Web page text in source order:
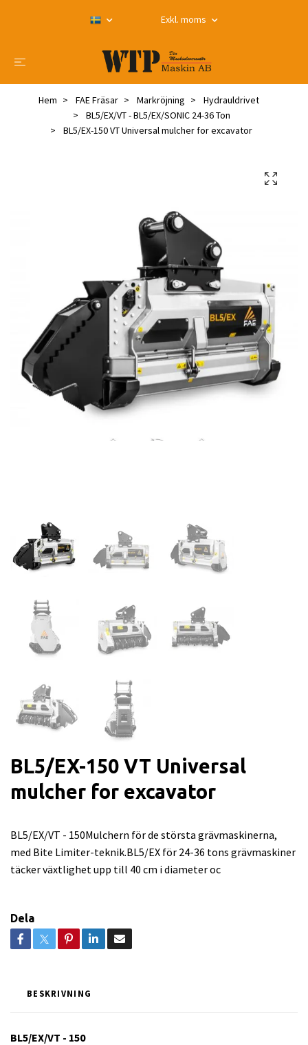
Exkl. moms
Hem FAE Fräsar Markröjning
Hydrauldrivet
BL5/EX/VT - BL5/EX/SONIC 24-36 Ton
BL5/EX-150 VT Universal mulcher for excavator
BL5/EX-150 VT Universal
mulcher for excavator
BL5/EX/VT - 150Mulchern för de största grävmaskinerna,
med Bite Limiter-teknik.BL5/EX för 24-36 tons grävmaskiner
täcker växtlighet upp till 40 cm i diameter oc
Dela
BESKRIVNING
BL5/EX/VT - 150